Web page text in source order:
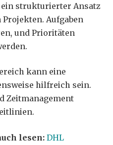
strukturierter Ansatz
Aufgaben
und Prioritäten
kann eine
hilfreich sein.
Zeitmanagement
lesen:DHL